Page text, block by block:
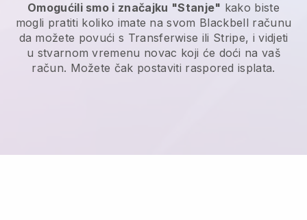
Omogućili smo i značajku "Stanje" kako biste
mogli pratiti koliko imate na svom Blackbell računu
da možete povući s Transferwise ili Stripe, i vidjeti
u stvarnom vremenu novac koji će doći na vaš
račun. Možete čak postaviti raspored isplata.